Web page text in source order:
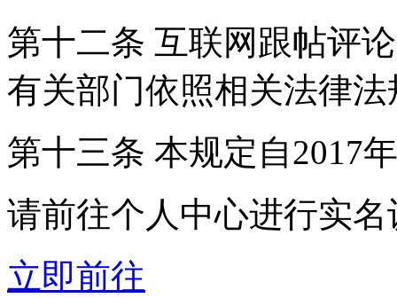
第十二条 互联网跟帖评
有关部门依照相关法律
第十三条 本规定自2017
请前往个人中心进行实名
立即前往